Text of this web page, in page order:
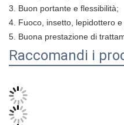
3. Buon portante e flessibilità;
4. Fuoco, insetto, lepidottero
5. Buona prestazione di
Raccomandi i